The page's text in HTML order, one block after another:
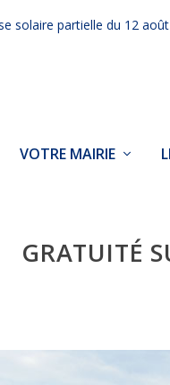
solaire partielle du 12
VOTRE MAIRIE
GRATUITÉ